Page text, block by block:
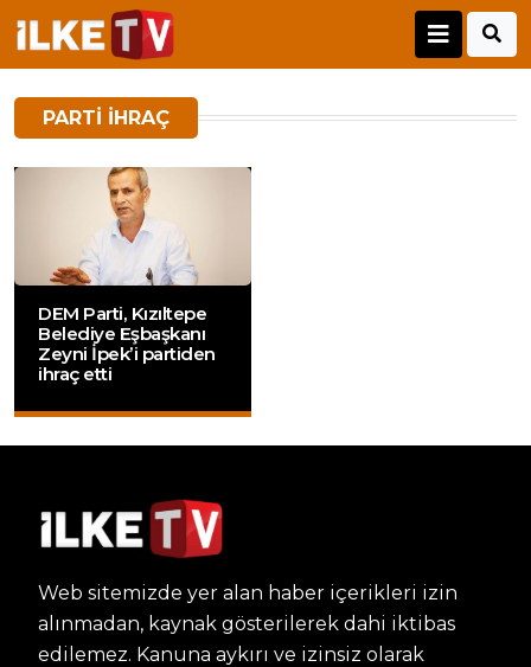
PARTI IHRAÇ
DEM Parti, Kızıltepe
Belediye Eşbaşkanı
Zeyni İpek’i partiden
ihraç etti
Web sitemizde yer alan haber içerikleri izin
alınmadan, kaynak gösterilerek dahi iktibas
edilemez. Kanuna aykırı ve izinsiz olarak